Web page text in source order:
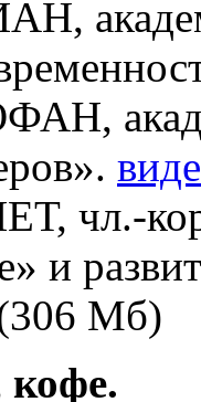
чл.-
и
Мб)